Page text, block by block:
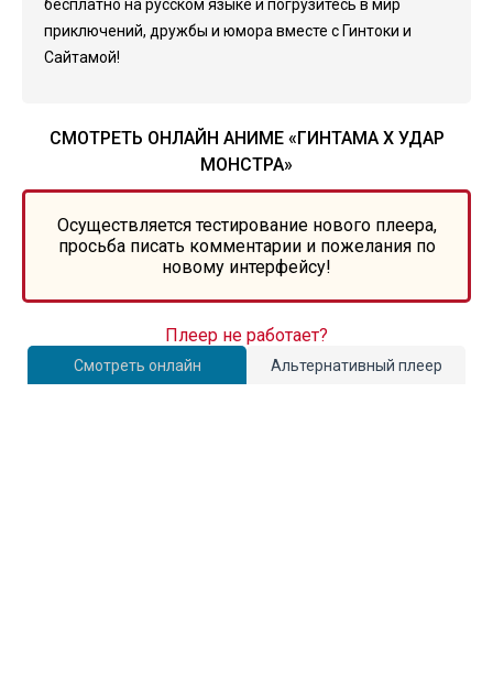
бесплатно на русском языке и погрузитесь в мир
приключений, дружбы и юмора вместе с Гинтоки и
Сайтамой!
СМОТРЕТЬ ОНЛАЙН АНИМЕ «ГИНТАМА X УДАР
МОНСТРА»
Осуществляется тестирование нового плеера,
просьба писать комментарии и пожелания по
новому интерфейсу!
Смотреть онлайн Альтернативный плеер
Плеер не работает?